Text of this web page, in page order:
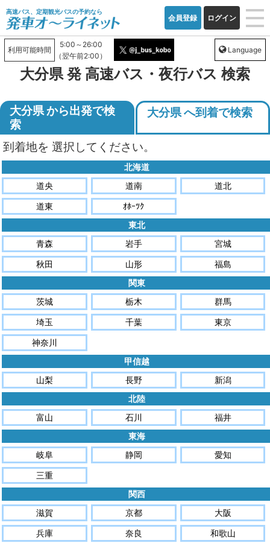
高速バス、定期観光バスの予約なら
会員登録 ログイン
利用可能時間
5:00～26:00
（翌午前2:00）
Language
大分県 発 高速バス・夜行バス 検索
大分県 から出発で検
索
大分県 へ到着で検索
到着地を 選択してください。
北海道
道央
道南
道北
道東
ｵﾎｰﾂｸ
東北
青森
岩手
宮城
秋田
山形
福島
関東
茨城
栃木
群馬
埼玉
千葉
東京
神奈川
甲信越
山梨
長野
新潟
北陸
富山
石川
福井
東海
岐阜
静岡
愛知
三重
関西
滋賀
京都
大阪
兵庫
奈良
和歌山